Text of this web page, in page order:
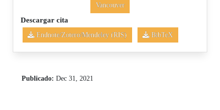
Vancouver
Descargar cita
Endnote/Zotero/Mendeley (RIS) BibTeX
Publicado: Dec 31, 2021